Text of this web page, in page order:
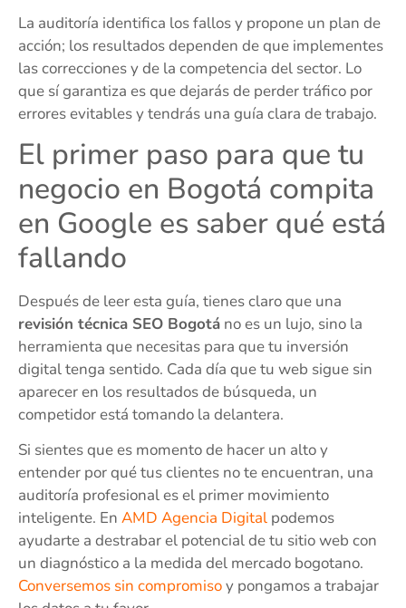
La auditoría identifica los fallos y propone un plan de
acción; los resultados dependen de que implementes
las correcciones y de la competencia del sector. Lo
que sí garantiza es que dejarás de perder tráfico por
errores evitables y tendrás una guía clara de trabajo.
El primer paso para que tu
negocio en Bogotá compita
en Google es saber qué está
fallando
Después de leer esta guía, tienes claro que una
revisión técnica SEO Bogotá no es un lujo, sino la
herramienta que necesitas para que tu inversión
digital tenga sentido. Cada día que tu web sigue sin
aparecer en los resultados de búsqueda, un
competidor está tomando la delantera.
Si sientes que es momento de hacer un alto y
entender por qué tus clientes no te encuentran, una
auditoría profesional es el primer movimiento
inteligente. En AMD Agencia Digital podemos
ayudarte a destrabar el potencial de tu sitio web con
un diagnóstico a la medida del mercado bogotano.
Conversemos sin compromisoy pongamos a trabajar